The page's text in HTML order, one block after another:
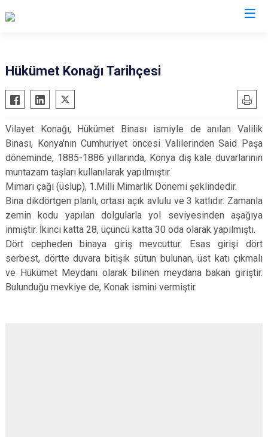
Hükümet Konağı Tarihçesi
Vilayet Konağı, Hükümet Binası ismiyle de anılan Valilik
Binası, Konya'nın Cumhuriyet öncesi Valilerinden Said Paşa
döneminde, 1885-1886 yıllarında, Konya dış kale duvarlarının
muntazam taşları kullanılarak yapılmıştır.
Mimari çağı (üslup), 1.Milli Mimarlık Dönemi şeklindedir.
Bina dikdörtgen planlı, ortası açık avlulu ve 3 katlıdır. Zamanla
zemin kodu yapılan dolgularla yol seviyesinden aşağıya
inmiştir. İkinci katta 28, üçüncü katta 30 oda olarak yapılmıştı.
Dört cepheden binaya giriş mevcuttur. Esas girişi dört
serbest, dörtte duvara bitişik sütun bulunan, üst katı çıkmalı
ve Hükümet Meydanı olarak bilinen meydana bakan giriştir.
Bulunduğu mevkiye de, Konak ismini vermiştir.